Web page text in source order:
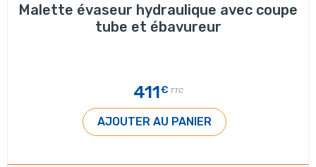
Malette évaseur hydraulique avec coupe
tube et ébavureur
411€ TTC
AJOUTER AU PANIER